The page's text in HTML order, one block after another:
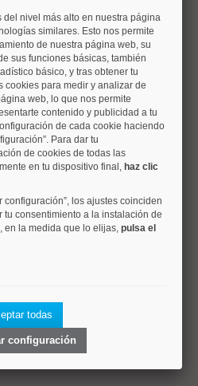
nivel más alto en nuestra página
similares. Esto nos permite
de nuestra página web, su
sus funciones básicas, también
básico, y tras obtener tu
cookies para medir y analizar de
web, lo que nos permite
contenido y publicidad a tu
de cada cookie haciendo
Para dar tu
de cookies de todas las
en tu dispositivo final, haz clic
configuración”, los ajustes coinciden
tu consentimiento a la instalación de
en la medida que lo elijas, pulsa el
todas
configuración